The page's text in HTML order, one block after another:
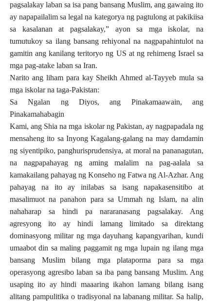
pagsalakay laban sa isa pang bansang Muslim, ang gawaing ito
ay napapailalim sa legal na kategorya ng pagtulong at pakikiisa
sa kasalanan at pagsalakay,” ayon sa mga iskolar, na
tumutukoy sa ilang bansang rehiyonal na nagpapahintulot na
gamitin ang kanilang teritoryo ng US at ng rehimeng Israel sa
mga pag-atake laban sa Iran.
Narito ang liham para kay Sheikh Ahmed al-Tayyeb mula sa
mga iskolar na taga-Pakistan:
Sa Ngalan ng Diyos, ang Pinakamaawain, ang
Pinakamahabagin
Kami, ang Shia na mga iskolar ng Pakistan, ay nagpapadala ng
mensaheng ito sa Inyong Kagalang-galang na may damdamin
ng siyentipiko, panghurisprudensiya, at moral na pananagutan,
na nagpapahayag ng aming malalim na pag-aalala sa
kamakailang pahayag ng Konseho ng Fatwa ng Al-Azhar. Ang
pahayag na ito ay inilabas sa isang napakasensitibo at
masalimuot na panahon para sa Ummah ng Islam, na alin
nahaharap sa hindi pa nararanasang pagsalakay. Ang
agresyong ito ay hindi lamang limitado sa direktang
dominasyong militar ng mga dayuhang kapangyarihan, kundi
umaabot din sa maling paggamit ng mga lupain ng ilang mga
bansang Muslim bilang mga plataporma para sa mga
operasyong agresibo laban sa iba pang bansang Muslim. Ang
usaping ito ay hindi maaaring ikahon lamang bilang isang
alitang pampulitika o tradisyonal na labanang militar. Sa halip,